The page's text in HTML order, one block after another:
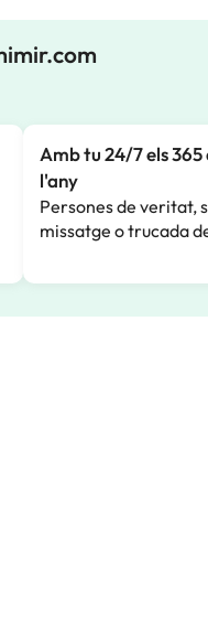
Amb tu 24/7 els 365
l'any
Persones de veritat,
missatge o trucada